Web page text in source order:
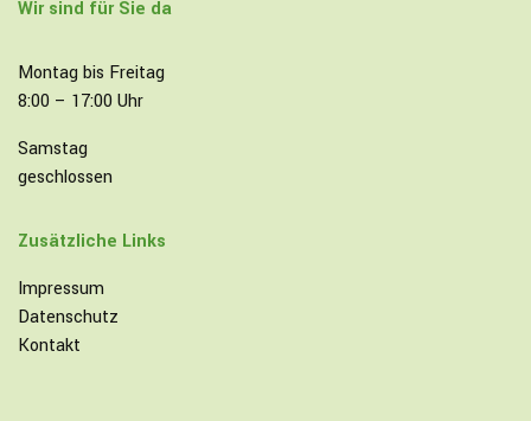
Wir sind für Sie da
Montag bis Freitag
8:00 – 17:00 Uhr
Samstag
geschlossen
Zusätzliche Links
Impressum
Datenschutz
Kontakt